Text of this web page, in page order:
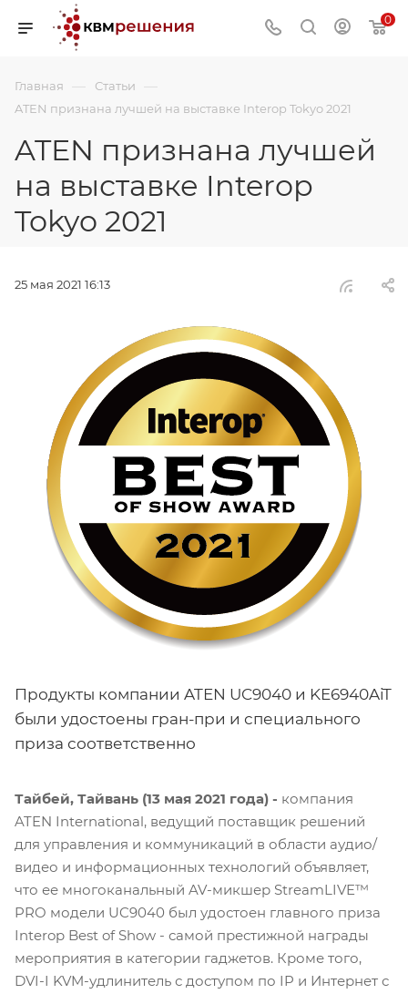
0
Главная — Статьи —
ATEN признана лучшей на выставке Interop Tokyo 2021
ATEN признана лучшей
на выставке Interop
Tokyo 2021
25 мая 2021 16:13
Продукты компании ATEN UC9040 и KE6940AiT
были удостоены гран-при и специального
приза соответственно
Тайбей, Тайвань (13 мая 2021 года) - компания
ATEN International, ведущий поставщик решений
для управления и коммуникаций в области аудио/
видео и информационных технологий объявляет,
что ее многоканальный AV-микшер StreamLIVE™
PRO модели UC9040 был удостоен главного приза
Interop Best of Show - самой престижной награды
мероприятия в категории гаджетов. Кроме того,
DVI-I KVM-удлинитель с доступом по IP и Интернет с